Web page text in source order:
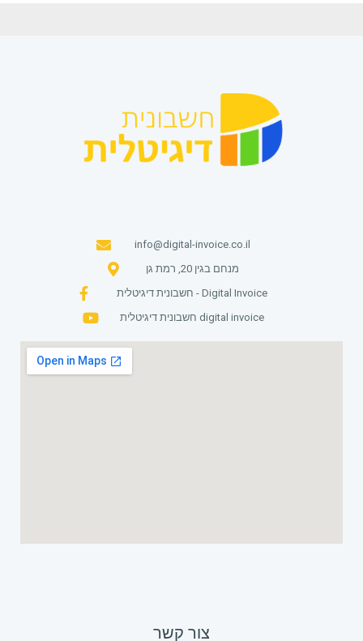
צור קשר
info@digital-invoice.co.il
מנחם בגין 20, רמת גן
חשבונית דיגיטלית - Digital Invoice
חשבונית דיגיטלית digital invoice